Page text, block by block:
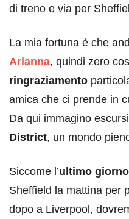
di treno e via per
La mia fortuna è che
Arianna, quindi zero
ringraziamento
amica che ci prende in
Da qui immagino
District, un mondo
Siccome l’ultimo giorno
Sheffield la mattina per
dopo a Liverpool,